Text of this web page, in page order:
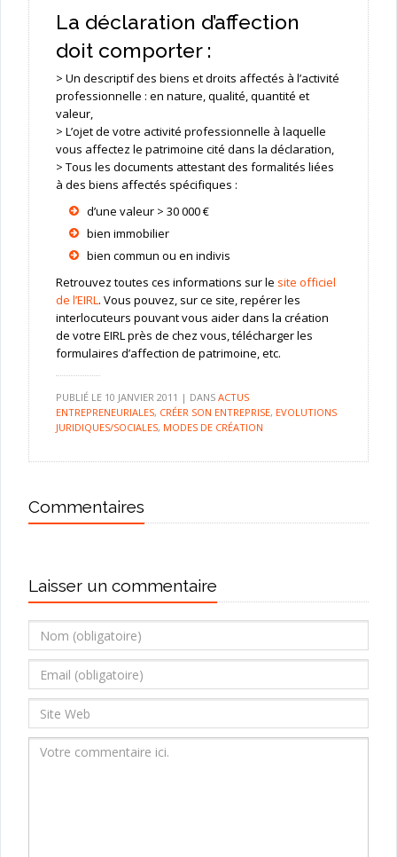
La déclaration d’affection
doit comporter :
> Un descriptif des biens et droits affectés à l’activité
professionnelle : en nature, qualité, quantité et
valeur,
> L’ojet de votre activité professionnelle à laquelle
vous affectez le patrimoine cité dans la déclaration,
> Tous les documents attestant des formalités liées
à des biens affectés spécifiques :
d’une valeur > 30 000 €
bien immobilier
bien commun ou en indivis
Retrouvez toutes ces informations sur le site officiel
de l’EIRL. Vous pouvez, sur ce site, repérer les
interlocuteurs pouvant vous aider dans la création
de votre EIRL près de chez vous, télécharger les
formulaires d’affection de patrimoine, etc.
PUBLIÉ LE 10 JANVIER 2011 | DANS ACTUS
ENTREPRENEURIALES, CRÉER SON ENTREPRISE, EVOLUTIONS
JURIDIQUES/SOCIALES, MODES DE CRÉATION
Commentaires
Laisser un commentaire